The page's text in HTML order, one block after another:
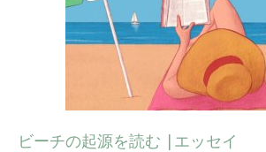
ビーチの起源を読む |エッセイ